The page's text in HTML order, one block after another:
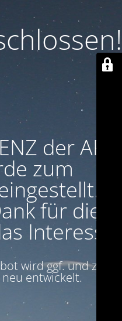
der ARU
zum
für die
Interesse!
wird ggf. und zu
entwickelt.